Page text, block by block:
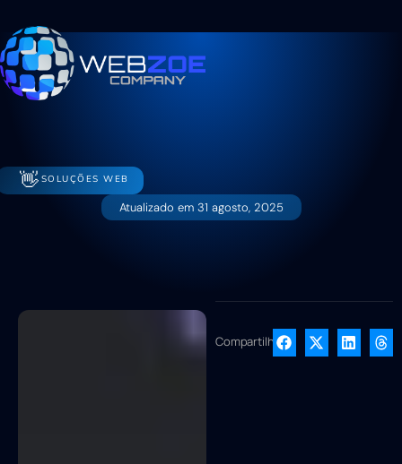
👋 SOLUÇÕES WEB
Atualizado em 31 agosto, 2025
Compartilhe